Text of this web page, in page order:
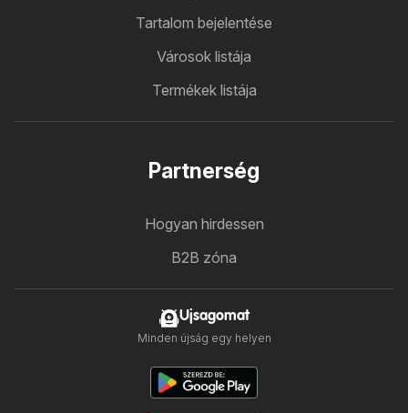
Tartalom bejelentése
Városok listája
Termékek listája
Partnerség
Hogyan hirdessen
B2B zóna
Ujsagomat
Minden újság egy helyen